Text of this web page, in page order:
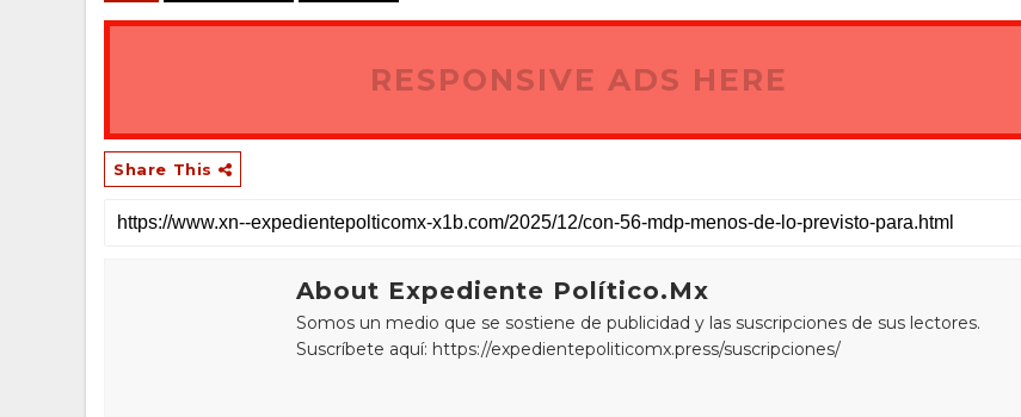
RESPONSIVE ADS HERE
Share This
About Expediente Político.Mx
Somos un medio que se sostiene de publicidad y las suscripciones de sus lectores.
Suscríbete aquí: https://expedientepoliticomx.press/suscripciones/